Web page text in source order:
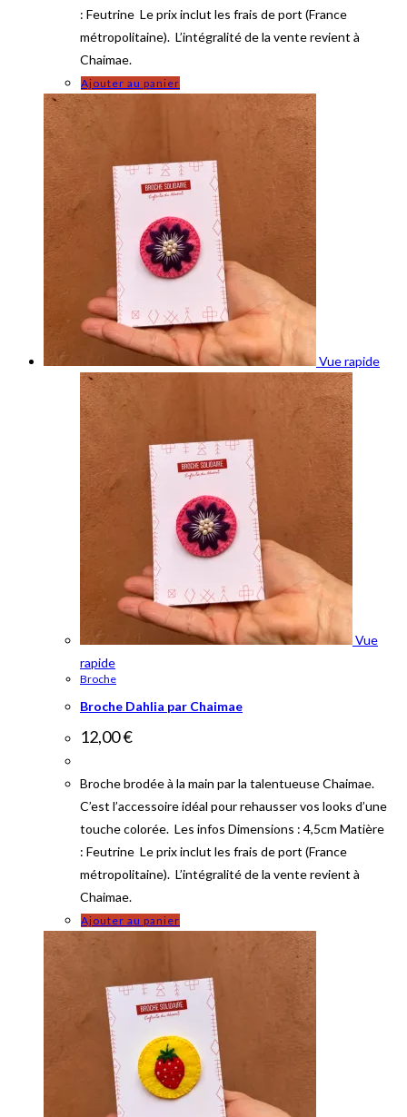
: Feutrine Le prix inclut les frais de port (France
métropolitaine). L’intégralité de la vente revient à
Chaimae.
Ajouter au panier
Vue rapide
Vue
rapide
Broche
Broche Dahlia par Chaimae
12,00€
Broche brodée à la main par la talentueuse Chaimae.
C’est l’accessoire idéal pour rehausser vos looks d’une
touche colorée. Les infos Dimensions : 4,5cm Matière
: Feutrine Le prix inclut les frais de port (France
métropolitaine). L’intégralité de la vente revient à
Chaimae.
Ajouter au panier